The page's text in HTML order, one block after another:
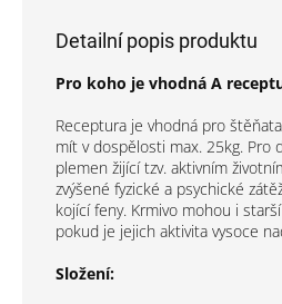
Detailní popis produktu
Pro koho je vhodná A
Receptura je vhodná pro
mít v dospělosti max. 25kg. Pro
plemen žijící tzv. aktivním
zvýšené fyzické a psychické
kojící feny. Krmivo mohou i
pokud je jejich aktivita vysoce
Složení: